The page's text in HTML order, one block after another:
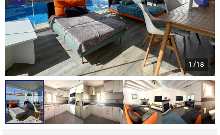
1 / 18